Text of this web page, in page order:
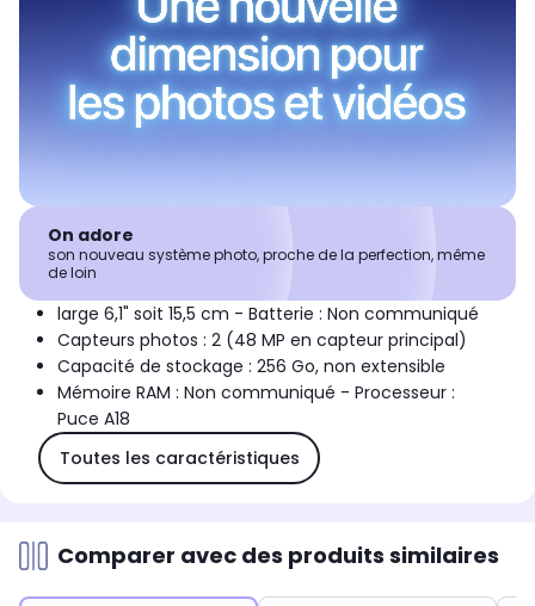
On adore
son nouveau système photo, proche de la perfection, même
de loin
large 6,1" soit 15,5 cm - Batterie : Non communiqué
Capteurs photos : 2 (48 MP en capteur principal)
Capacité de stockage : 256 Go, non extensible
Mémoire RAM : Non communiqué - Processeur :
Puce A18
Toutes les caractéristiques
Comparer avec des produits similaires